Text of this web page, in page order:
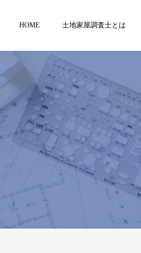
HOME 土地家屋調査士とは